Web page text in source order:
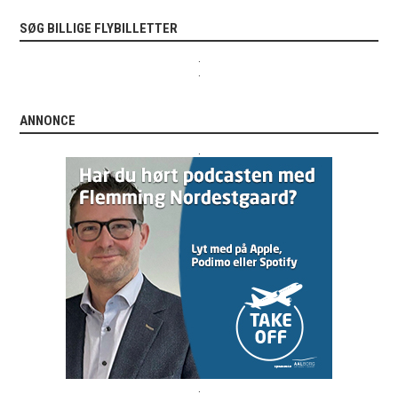
SØG BILLIGE FLYBILLETTER
ANNONCE